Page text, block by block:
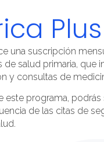
Plus
una suscripción
de salud primaria, que
y consultas de
este programa,
de las citas de